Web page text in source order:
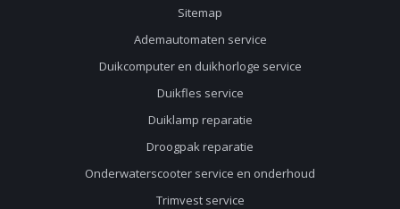
Sitemap
Ademautomaten service
Duikcomputer en duikhorloge service
Duikfles service
Duiklamp reparatie
Droogpak reparatie
Onderwaterscooter service en onderhoud
Trimvest service